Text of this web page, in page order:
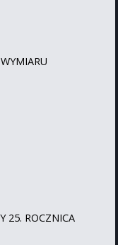
25. ROCZNICA